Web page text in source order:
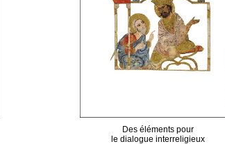
Des éléments pour
le dialogue interreligieux